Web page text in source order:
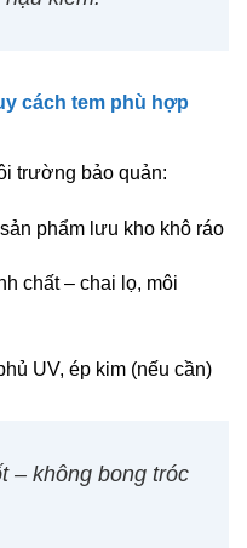
cách tem phù hợp
trường bảo quản:
phẩm lưu kho khô ráo
chất – chai lọ, môi
UV, ép kim (nếu cần)
– không bong tróc